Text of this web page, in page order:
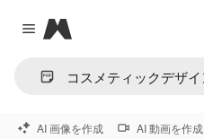
Close menu
Magnific
AI 画像を作成 AI 動画を作成